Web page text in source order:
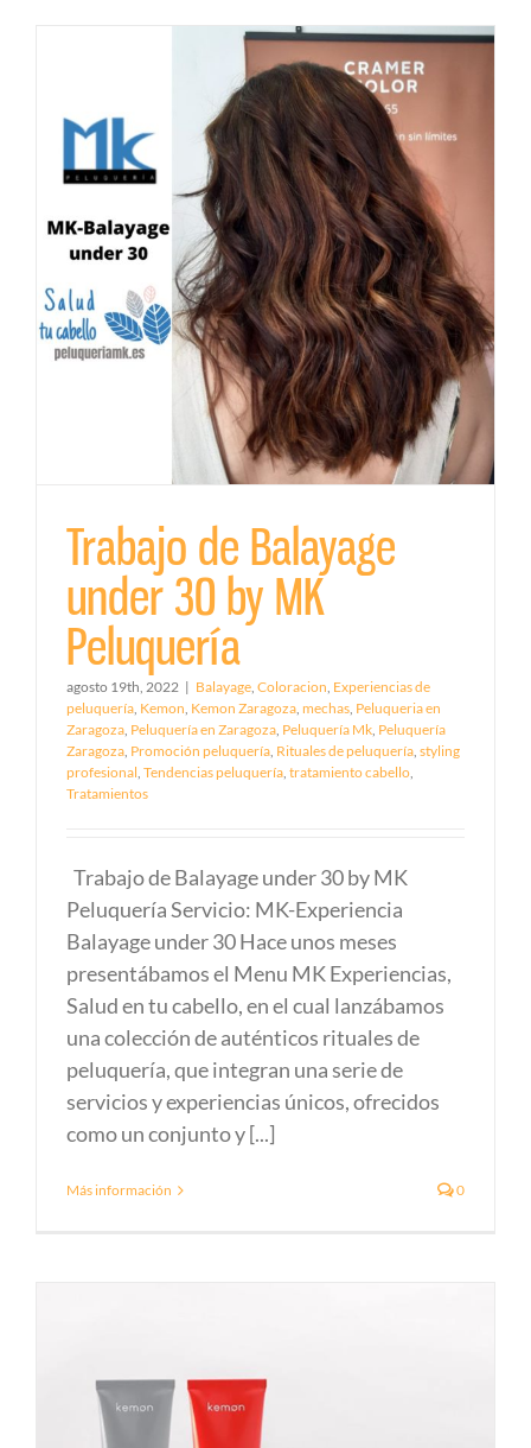
Trabajo de Balayage
under 30 by MK
Peluquería
agosto 19th, 2022 | Balayage, Coloracion, Experiencias de
peluquería, Kemon, Kemon Zaragoza, mechas, Peluqueria en
Zaragoza, Peluquería en Zaragoza, Peluquería Mk, Peluquería
Zaragoza, Promoción peluquería, Rituales de peluquería, styling
profesional, Tendencias peluquería, tratamiento cabello,
Tratamientos
Trabajo de Balayage under 30 by MK
Peluquería Servicio: MK-Experiencia
Balayage under 30 Hace unos meses
presentábamos el Menu MK Experiencias,
Salud en tu cabello, en el cual lanzábamos
una colección de auténticos rituales de
peluquería, que integran una serie de
servicios y experiencias únicos, ofrecidos
como un conjunto y [...]
Más información 0